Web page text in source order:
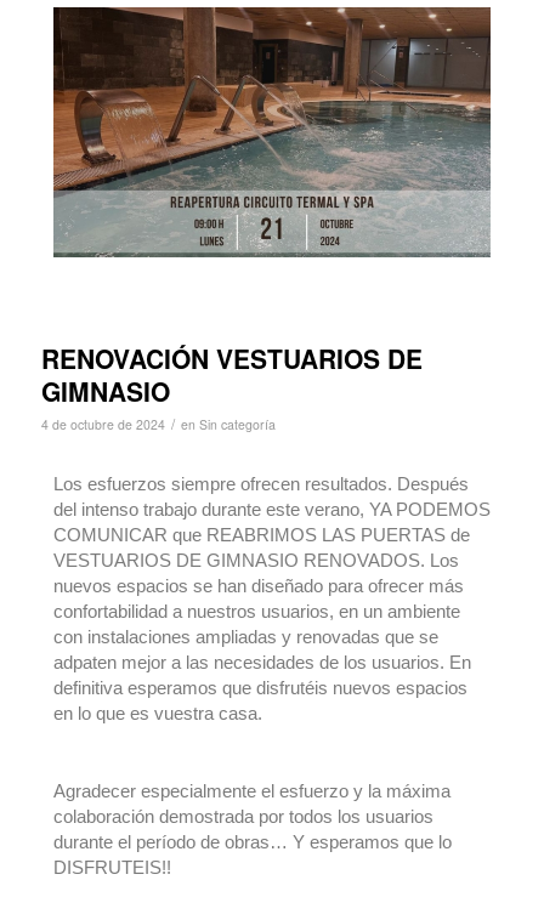
RENOVACIÓN VESTUARIOS DE
GIMNASIO
4 de octubre de 2024 / en Sin categoría
Los esfuerzos siempre ofrecen resultados. Después
del intenso trabajo durante este verano, YA PODEMOS
COMUNICAR que REABRIMOS LAS PUERTAS de
VESTUARIOS DE GIMNASIO RENOVADOS. Los
nuevos espacios se han diseñado para ofrecer más
confortabilidad a nuestros usuarios, en un ambiente
con instalaciones ampliadas y renovadas que se
adpaten mejor a las necesidades de los usuarios. En
definitiva esperamos que disfrutéis nuevos espacios
en lo que es vuestra casa.
Agradecer especialmente el esfuerzo y la máxima
colaboración demostrada por todos los usuarios
durante el período de obras… Y esperamos que lo
DISFRUTEIS!!